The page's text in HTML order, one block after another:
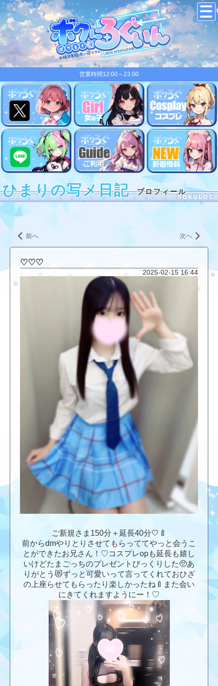
営業時間12:00～23:00
ひまりの写メ日記 プロフィール
前へ 次へ
♡♡♡
2025-02-15 16:44
ご新規さま150分＋延長40分🤍🍼
前からdmやりとりさせてもらっててやっと会うこ
とができたお兄さん！♡コスプレopも延長も嬉し
いけどたまごっちのプレゼントびっくりした🥺あ
りがとう😻ずっと可愛いって言ってくれておひざ
の上座らせてもらったり楽しかったね🍼また会い
にきてくれますようにー！♡